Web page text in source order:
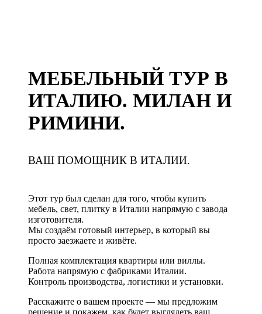
МЕБЕЛЬНЫЙ ТУР В
ИТАЛИЮ. МИЛАН И
РИМИНИ.
ВАШ ПОМОЩНИК В ИТАЛИИ.
Этот тур был сделан для того, чтобы купить
мебель, свет, плитку в Италии напрямую с завода
изготовителя.
Мы создаём готовый интерьер, в который вы
просто заезжаете и живёте.
Полная комплектация квартиры или виллы.
Работа напрямую с фабриками Италии.
Контроль производства, логистики и установки.
Расскажите о вашем проекте — мы предложим
решение и покажем, как будет выглядеть ваш